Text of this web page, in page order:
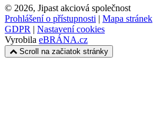
© 2026, Jipast akciová společnost
Prohlášení o přístupnosti | Mapa stránek
GDPR | Nastavení cookies
Vyrobila eBRÁNA.cz
Scroll na začiatok stránky